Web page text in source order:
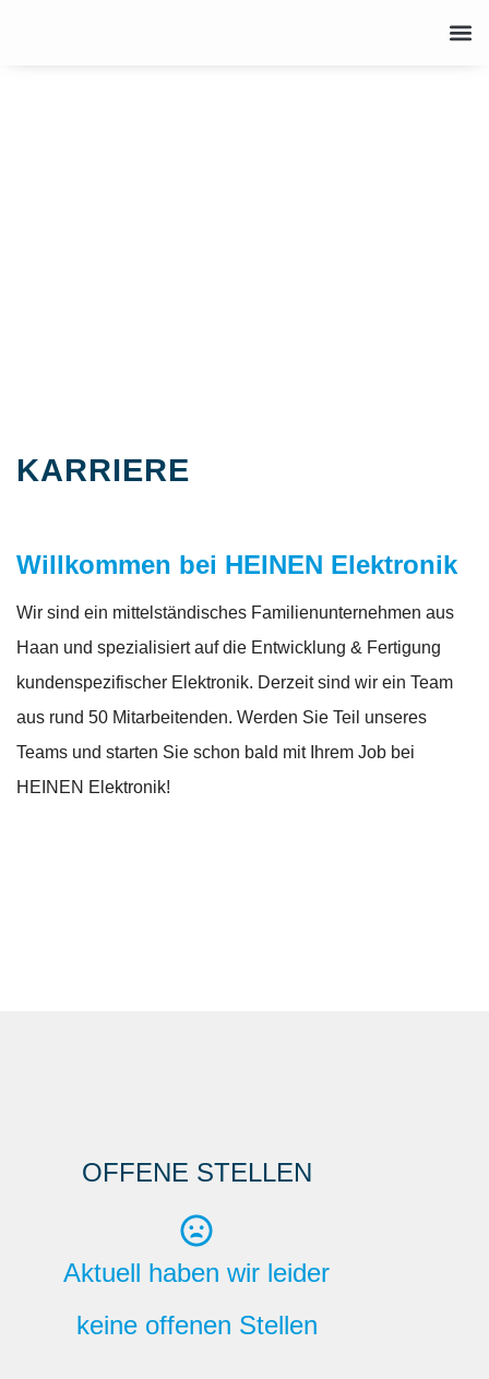
KARRIERE
Willkommen bei HEINEN Elektronik
Wir sind ein mittelständisches Familienunternehmen aus
Haan und spezialisiert auf die Entwicklung & Fertigung
kundenspezifischer Elektronik. Derzeit sind wir ein Team
aus rund 50 Mitarbeitenden. Werden Sie Teil unseres
Teams und starten Sie schon bald mit Ihrem Job bei
HEINEN Elektronik!
OFFENE STELLEN
Aktuell haben wir leider
keine offenen Stellen